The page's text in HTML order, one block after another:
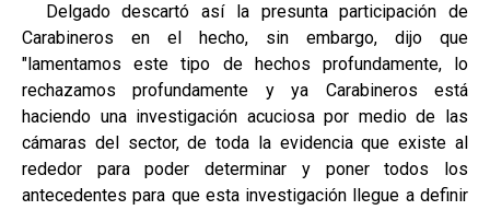
Delgado descartó así la presunta participación de
Carabineros en el hecho, sin embargo, dijo que
"lamentamos este tipo de hechos profundamente, lo
rechazamos profundamente y ya Carabineros está
haciendo una investigación acuciosa por medio de las
cámaras del sector, de toda la evidencia que existe al
rededor para poder determinar y poner todos los
antecedentes para que esta investigación llegue a definir